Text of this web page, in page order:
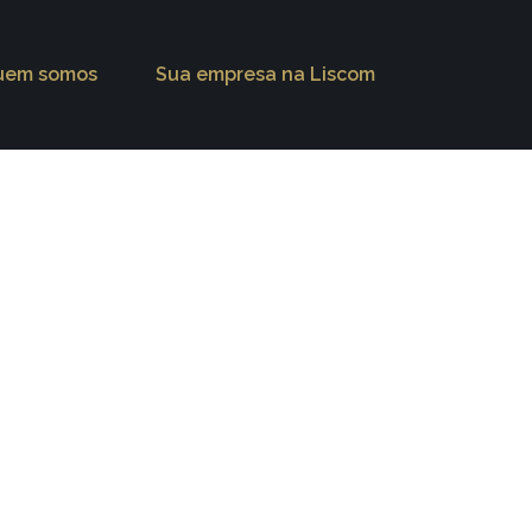
somos Sua empresa na Liscom